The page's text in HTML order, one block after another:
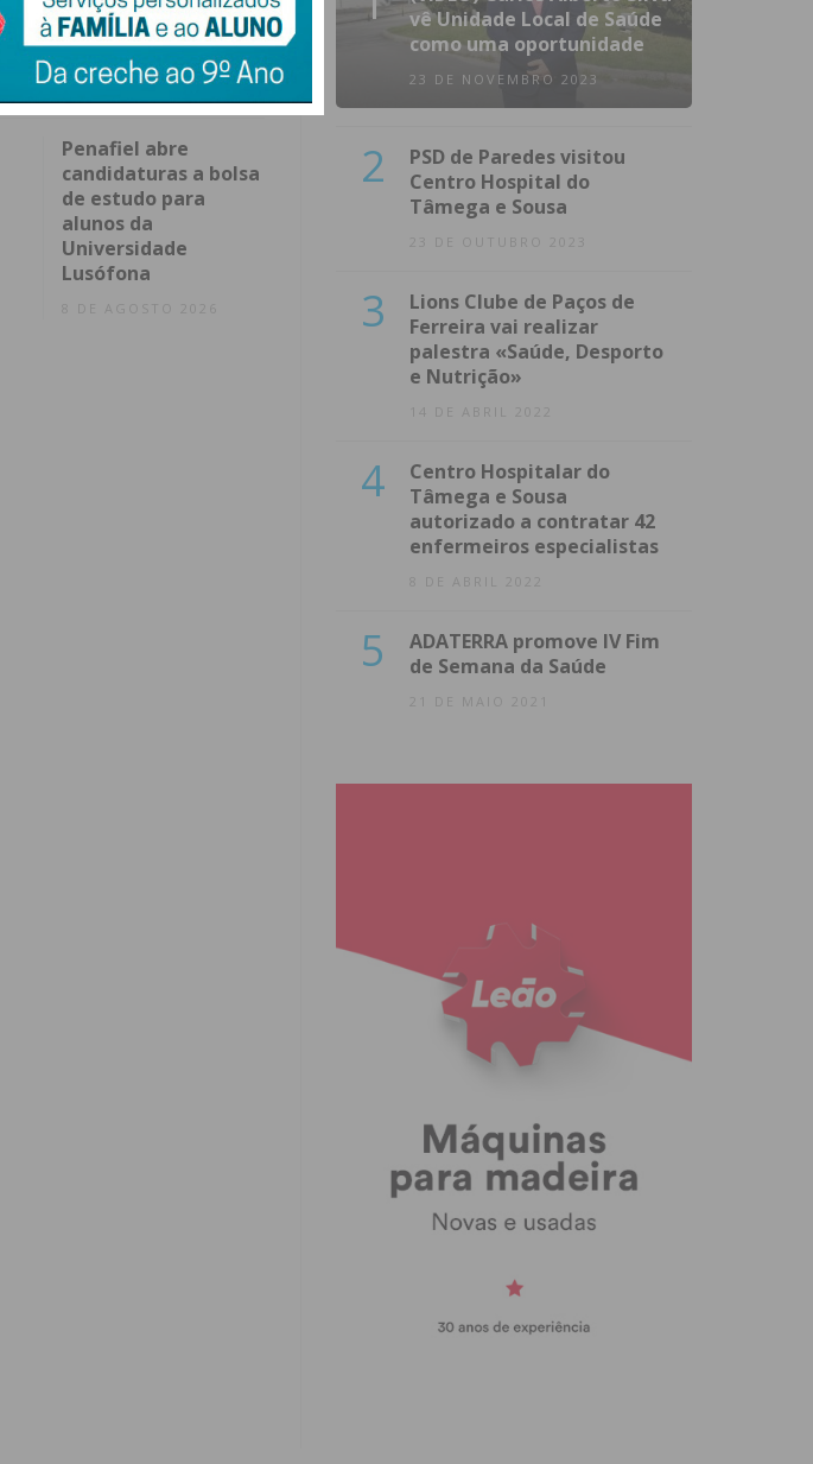
Penafiel abre
candidaturas a bolsa
de estudo para
alunos da
Universidade
Lusófona
8 DE AGOSTO 2026
vê Unidade Local de Saúde
como uma oportunidade
23 DE NOVEMBRO 2023
2
PSD de Paredes visitou
Centro Hospital do
Tâmega e Sousa
23 DE OUTUBRO 2023
3
Lions Clube de Paços de
Ferreira vai realizar
palestra «Saúde, Desporto
e Nutrição»
14 DE ABRIL 2022
4
Centro Hospitalar do
Tâmega e Sousa
autorizado a contratar 42
enfermeiros especialistas
8 DE ABRIL 2022
5
ADATERRA promove IV Fim
de Semana da Saúde
21 DE MAIO 2021